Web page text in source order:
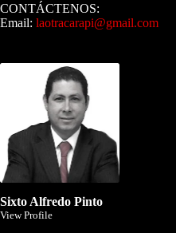
CONTÁCTENOS:
Email: laotracarapi@gmail.com
Sixto Alfredo Pinto
View Profile